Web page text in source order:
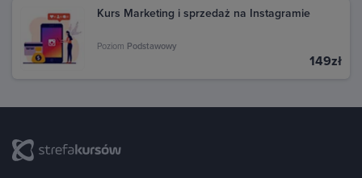
Kurs Marketing i sprzedaż na Instagramie
Poziom Podstawowy
149zł